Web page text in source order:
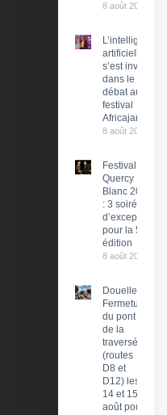
8 août 2026
L’intelligence
artificielle
s’est invitée
dans le
débat au
festival
Africajarc
8 août 2026
Festival du
Quercy
Blanc 2026
: 3 soirées
d’exception
pour la 58e
édition
8 août 2026
Douelle :
Fermeture
du pont et
de la
traversée
(routes
D8 et
D12) les
14 et 15
août pour